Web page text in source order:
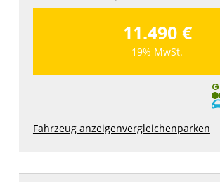
11.490 €
19% MwSt.
Fahrzeug anzeigenvergleichenparken